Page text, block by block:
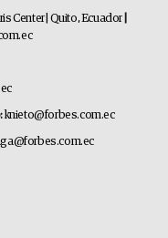
Center | Quito, Ecuador
knieto@forbes.com.ec